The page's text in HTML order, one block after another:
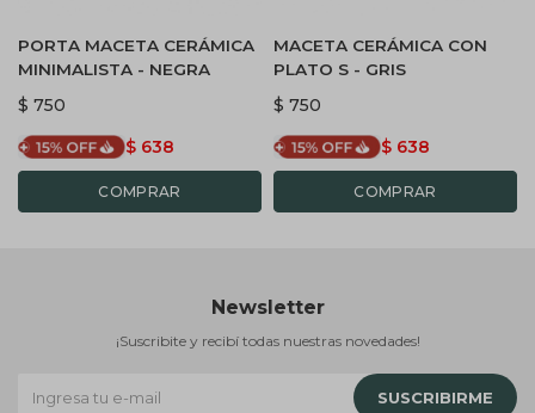
PORTA MACETA CERÁMICA
MINIMALISTA - NEGRA
$ 750
$ 638
MACETA CERÁMICA CON
PLATO S - GRIS
$ 750
$ 638
Newsletter
¡Suscribite y recibí todas nuestras novedades!
SUSCRIBIRME